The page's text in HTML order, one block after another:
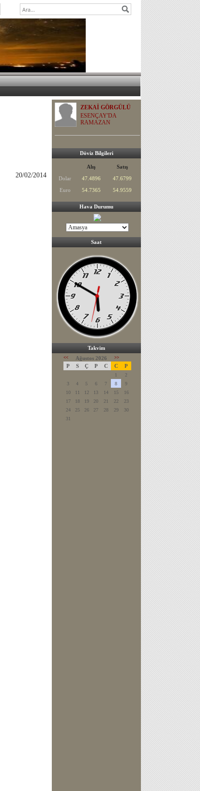
20/02/2014
ZEKAİ GÖRGÜLÜ
ESENÇAY'DA
RAMAZAN
Döviz Bilgileri
Alış
Satış
Dolar
47.4896
47.6799
Euro
54.7365 54.9559
Hava Durumu
Saat
Takvim
<< Ağustos 2026 >>
P S Ç P C C P
1
2
3
4 5 6 7 8
9
10
11 12 13 14 15
16
17
18 19 20 21 22
23
24
25 26 27 28 29
30
31